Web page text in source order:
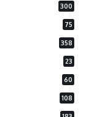
300
75
358
23
60
108